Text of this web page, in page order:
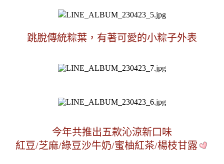
跳脫傳統粽葉，有著可愛的小粽子外表
今年共推出五款沁涼新口味
紅豆/芝麻/綠豆沙牛奶/蜜柚紅茶/楊枝甘露